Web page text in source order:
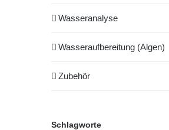
Wasseranalyse
Wasseraufbereitung (Algen)
Zubehör
Schlagworte